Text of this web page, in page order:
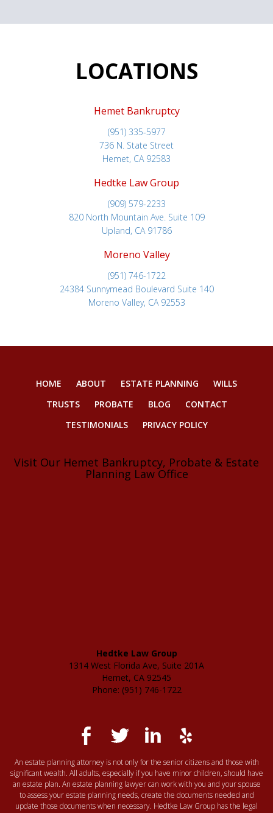
LOCATIONS
Hemet Bankruptcy
(951) 335-5977
736 N. State Street
Hemet, CA 92583
Hedtke Law Group
(909) 579-2233
820 North Mountain Ave. Suite 109
Upland, CA 91786
Moreno Valley
(951) 746-1722
24384 Sunnymead Boulevard Suite 140
Moreno Valley, CA 92553
HOME ABOUT ESTATE PLANNING
WILLS
TRUSTS
PROBATE BLOG
CONTACT
TESTIMONIALS
PRIVACY POLICY
Visit Our Hemet Bankruptcy, Probate & Estate
Planning Law Office
Hedtke Law Group
1314 West Florida Ave, Suite 201A
Hemet, CA 92545
Phone: (951) 746-1722
An estate planning attorney is not only for the senior citizens and those with
significant wealth. All adults, especially if you have minor children, should have
an estate plan. An estate planning lawyer can work with you and your spouse
to assess your estate planning needs, create the documents needed and
update those documents when necessary. Hedtke Law Group has the legal